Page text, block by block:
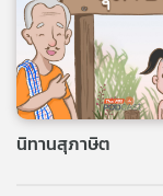
บี
เอส
แผนที่
วิทยุ
นิทานสุภาษิต